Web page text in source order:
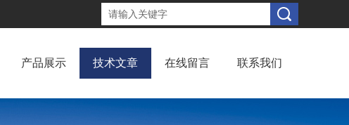
产品展示 技术文章 在线留言 联系我们